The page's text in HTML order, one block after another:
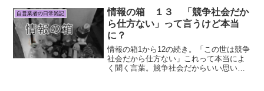
た時、その前と辿っていくと前世の記憶
らしきものが出てくるという...
自営業者の日常雑記
情報の箱 １３ 「競争社会だか
ら仕方ない」って言うけど本当
に？
情報の箱1から12の続き。「この世は競争
社会だから仕方ない」これって本当によ
く聞く言葉。競争社会だからいい思いが